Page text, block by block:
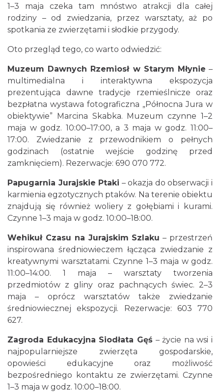
1–3 maja czeka tam mnóstwo atrakcji dla całej
rodziny – od zwiedzania, przez warsztaty, aż po
spotkania ze zwierzętami i słodkie przygody.
Oto przegląd tego, co warto odwiedzić:
Muzeum Dawnych Rzemiosł w Starym Młynie –
multimedialna i interaktywna ekspozycja
prezentująca dawne tradycje rzemieślnicze oraz
bezpłatna wystawa fotograficzna „Północna Jura w
obiektywie” Marcina Skabka. Muzeum czynne 1–2
maja w godz. 10:00–17:00, a 3 maja w godz. 11:00–
17:00. Zwiedzanie z przewodnikiem o pełnych
godzinach (ostatnie wejście godzinę przed
zamknięciem). Rezerwacje: 690 070 772.
Papugarnia Jurajskie Ptaki – okazja do obserwacji i
karmienia egzotycznych ptaków. Na terenie obiektu
znajdują się również woliery z gołębiami i kurami.
Czynne 1–3 maja w godz. 10:00–18:00.
Wehikuł Czasu na Jurajskim Szlaku – przestrzeń
inspirowana średniowieczem łącząca zwiedzanie z
kreatywnymi warsztatami. Czynne 1–3 maja w godz.
11:00–14:00. 1 maja – warsztaty tworzenia
przedmiotów z gliny oraz pachnących świec. 2–3
maja – oprócz warsztatów także zwiedzanie
średniowiecznej ekspozycji. Rezerwacje: 603 770
627.
Zagroda Edukacyjna Siodłata Gęś – życie na wsi i
najpopularniejsze zwierzęta gospodarskie,
opowieści edukacyjne oraz możliwość
bezpośredniego kontaktu ze zwierzętami. Czynne
1–3 maja w godz. 10:00–18:00.